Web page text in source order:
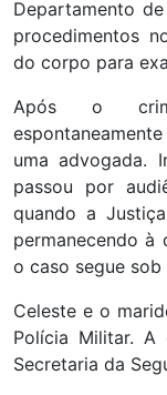
Departamento
procedimentos
do corpo para
Após o
uma advogada.
passou por
quando a
permanecendo à
o caso segue
Celeste e o
Polícia Militar. A
Secretaria da